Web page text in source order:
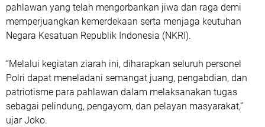
pahlawan yang telah mengorbankan jiwa dan raga demi
memperjuangkan kemerdekaan serta menjaga keutuhan
Negara Kesatuan Republik Indonesia (NKRI).
“Melalui kegiatan ziarah ini, diharapkan seluruh personel
Polri dapat meneladani semangat juang, pengabdian, dan
patriotisme para pahlawan dalam melaksanakan tugas
sebagai pelindung, pengayom, dan pelayan masyarakat,”
ujar Joko.